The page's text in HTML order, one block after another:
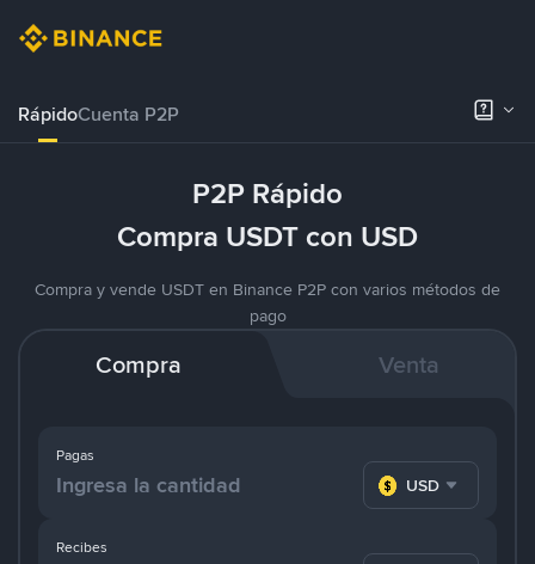
RápidoCuenta P2P
P2P Rápido
Compra USDT con USD
Compra y vende USDT en Binance P2P con varios métodos de
pago
Compra Venta
Pagas
USD
Recibes